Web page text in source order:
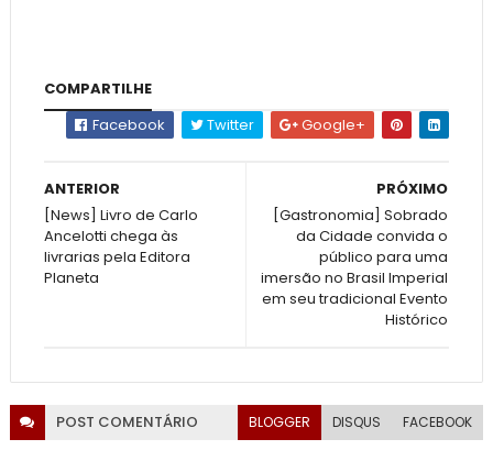
COMPARTILHE
Facebook
Twitter Google+
PRÓXIMO
[Gastronomia] Sobrado
da Cidade convida o
público para uma
imersão no Brasil Imperial
em seu tradicional Evento
Histórico
ANTERIOR
[News] Livro de Carlo
Ancelotti chega às
livrarias pela Editora
Planeta
POST COMENTÁRIO BLOGGER DISQUS FACEBOOK